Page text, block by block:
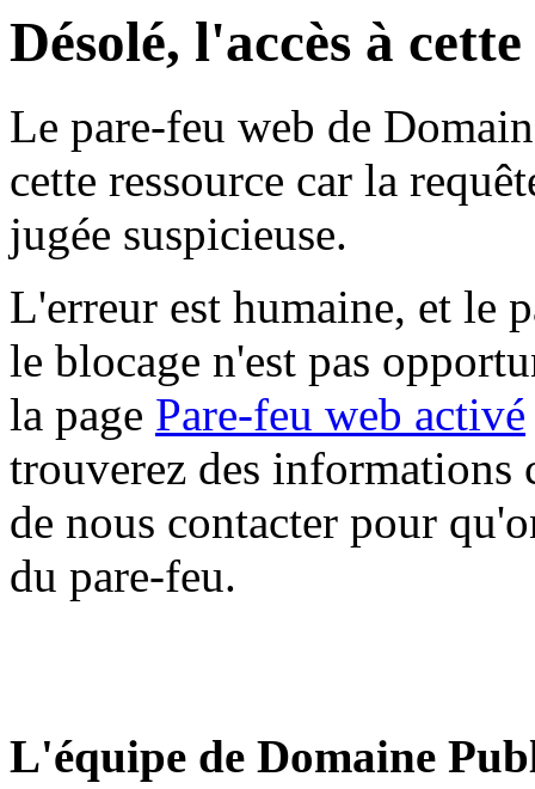
Désolé, l'accès à
Le pare-feu web de
cette ressource car la
jugée suspicieuse.
L'erreur est humaine, et le
le blocage n'est pas
la page Pare-feu web activé
trouverez des informations
de nous contacter pour
du pare-feu.
L'équipe de Domaine